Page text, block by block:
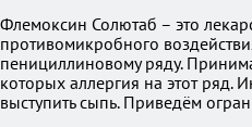
Флемоксин Солютаб – это
противомикробного
пенициллиновому ряду.
которых аллергия на этот ряд.
выступить сыпь. Приведём